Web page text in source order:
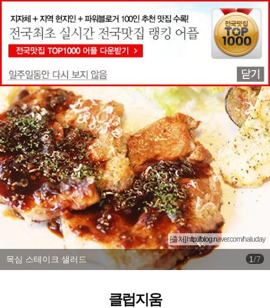
맛집상세정보
목심 스테이크 샐러드
[출처] http://blog.naver.com/haluday
1/7
클럽지움